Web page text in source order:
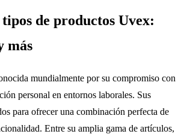
de productos Uvex:
más
mundialmente por su compromiso con
personal en entornos laborales. Sus
para ofrecer una combinación perfecta de
Entre su amplia gama de artículos,